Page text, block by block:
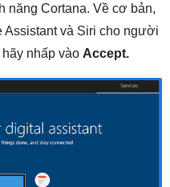
năng Cortana. Về cơ bản,
Assistant và Siri cho người
nhấp vào Accept.